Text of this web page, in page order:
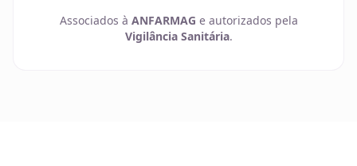
Associados à ANFARMAG e autorizados pela
Vigilância Sanitária.